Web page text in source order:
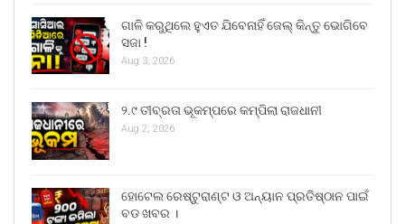
ଗାଳି କରୁଥିଲେ ହୁଏତ ଯିବେନାହିଁ ଜେଲ୍ କିନ୍ତୁ ଭୋଗିବେ
ସଜା !
Aug 3, 2026
୨.୯ ତୀବ୍ରତା ଭୂକମ୍ପରେ କମ୍ପିଲା ରାଜଧାନୀ
Aug 2, 2026
ହୋଟେଲ ରେଷ୍ଟୁରାଣ୍ଟ ଓ ଅନ୍ୟାନ ପ୍ରତିଷ୍ଠାନ ପାଇଁ
ବଡ ଖବର ।